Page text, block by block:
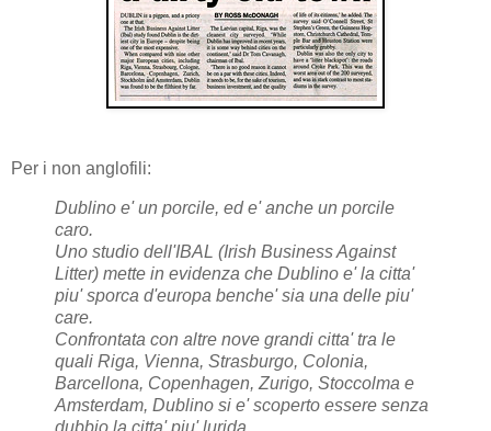
Per i non anglofili:
Dublino e' un porcile, ed e' anche un porcile
caro.
Uno studio dell'IBAL (Irish Business Against
Litter) mette in evidenza che Dublino e' la citta'
piu' sporca d'europa benche' sia una delle piu'
care.
Confrontata con altre nove grandi citta' tra le
quali Riga, Vienna, Strasburgo, Colonia,
Barcellona, Copenhagen, Zurigo, Stoccolma e
Amsterdam, Dublino si e' scoperto essere senza
dubbio la citta' piu' lurida.